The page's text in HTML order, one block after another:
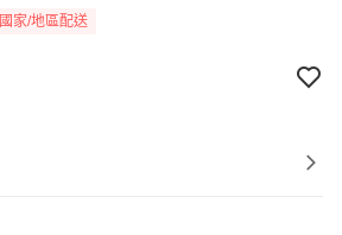
國家/地區配送